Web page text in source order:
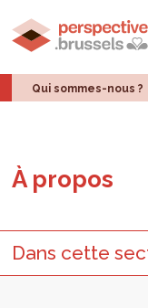
Qui sommes-nous ?
À pro­pos
Dans cette